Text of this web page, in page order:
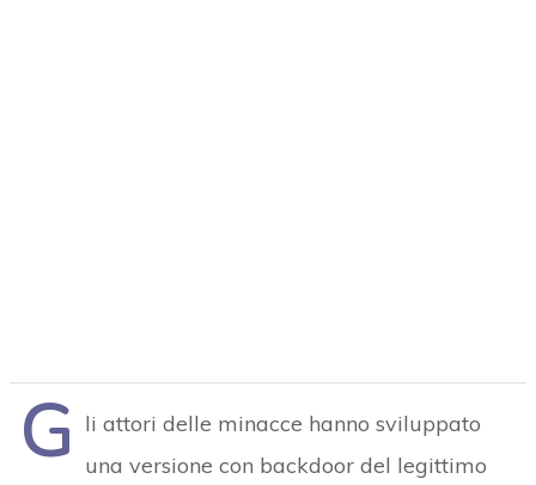
G
li attori delle minacce hanno sviluppato
una versione con backdoor del legittimo